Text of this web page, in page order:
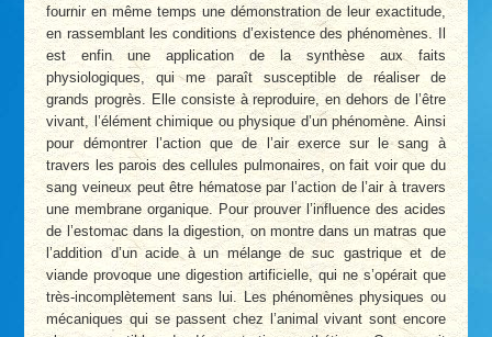
fournir en même temps une démonstration de leur exactitude,
en rassemblant les conditions d’existence des phénomènes. Il
est enfin une application de la synthèse aux faits
physiologiques, qui me paraît susceptible de réaliser de
grands progrès. Elle consiste à reproduire, en dehors de l’être
vivant, l’élément chimique ou physique d’un phénomène. Ainsi
pour démontrer l’action que de l’air exerce sur le sang à
travers les parois des cellules pulmonaires, on fait voir que du
sang veineux peut être hématose par l’action de l’air à travers
une membrane organique. Pour prouver l’influence des acides
de l’estomac dans la digestion, on montre dans un matras que
l’addition d’un acide à un mélange de suc gastrique et de
viande provoque une digestion artificielle, qui ne s’opérait que
très-incomplètement sans lui. Les phénomènes physiques ou
mécaniques qui se passent chez l’animal vivant sont encore